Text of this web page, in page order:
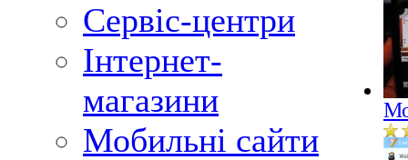
Сервіс-центри
Інтернет-
магазини
Мобильні сайти